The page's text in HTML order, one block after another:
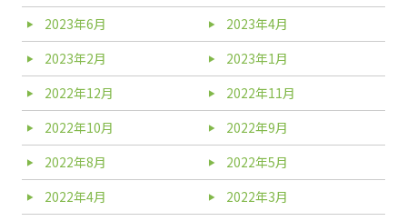
2023年6月
2023年4月
2023年2月
2023年1月
2022年12月
2022年11月
2022年10月
2022年9月
2022年8月
2022年5月
2022年4月
2022年3月